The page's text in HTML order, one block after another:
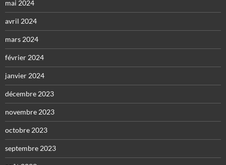
mai 2024
avril 2024
mars 2024
février 2024
janvier 2024
décembre 2023
novembre 2023
octobre 2023
septembre 2023